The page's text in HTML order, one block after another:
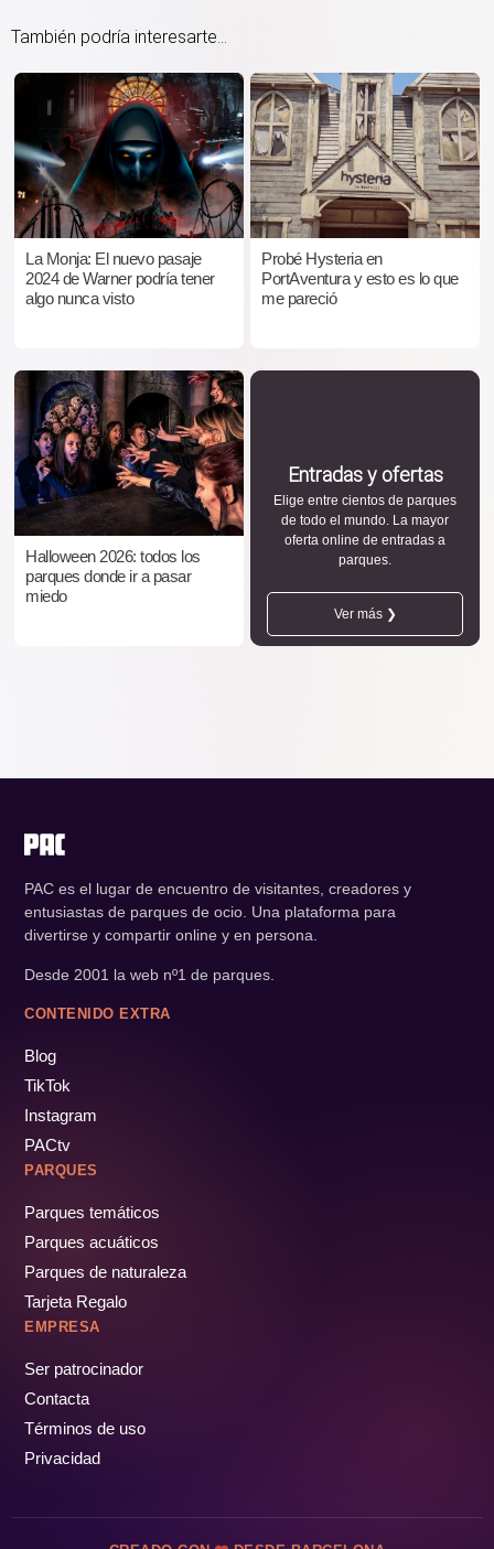
También podría interesarte...
La Monja: El nuevo pasaje
2024 de Warner podría tener
algo nunca visto
Probé Hysteria en
PortAventura y esto es lo que
me pareció
Halloween 2026: todos los
parques donde ir a pasar
miedo
Entradas y ofertas
Elige entre cientos de parques
de todo el mundo. La mayor
oferta online de entradas a
parques.
Ver más ❯
PAC es el lugar de encuentro de visitantes, creadores y
entusiastas de parques de ocio. Una plataforma para
divertirse y compartir online y en persona.
Desde 2001 la web nº1 de parques.
CONTENIDO EXTRA
Blog
TikTok
Instagram
PACtv
PARQUES
Parques temáticos
Parques acuáticos
Parques de naturaleza
Tarjeta Regalo
EMPRESA
Ser patrocinador
Contacta
Términos de uso
Privacidad